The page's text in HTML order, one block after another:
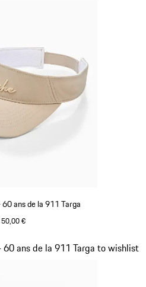
ans de la 911 Targa
50,00 €
ans de la 911 Targa to wishlist